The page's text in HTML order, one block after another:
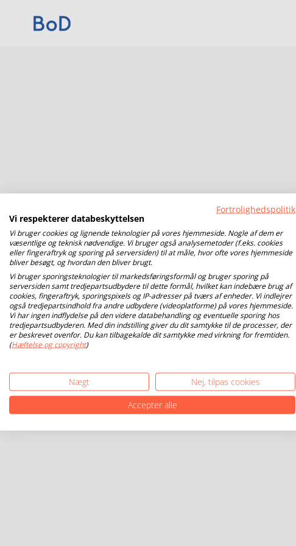
Fortrolighedspolitik
Vi respekterer databeskyttelsen
Vi bruger cookies og lignende teknologier på vores hjemmeside. Nogle af dem er
væsentlige og teknisk nødvendige. Vi bruger også analysemetoder (f.eks. cookies
eller fingeraftryk og sporing på serversiden) til at måle, hvor ofte vores hjemmeside
bliver besøgt, og hvordan den bliver brugt.
Vi bruger sporingsteknologier til markedsføringsformål og bruger sporing på
serversiden samt tredjepartsudbydere til dette formål, hvilket kan indebære brug af
cookies, fingeraftryk, sporingspixels og IP-adresser på tværs af enheder. Vi indlejrer
også tredjepartsindhold fra andre udbydere (videoplatforme) på vores hjemmeside.
Vi har ingen indflydelse på den videre databehandling og eventuelle sporing hos
tredjepartsudbyderen. Med din indstilling giver du dit samtykke til de processer, der
er beskrevet ovenfor. Du kan tilbagekalde dit samtykke med virkning for fremtiden.
(Hæftelse og copyright)
Nægt
Nej, tilpas cookies
Accepter alle